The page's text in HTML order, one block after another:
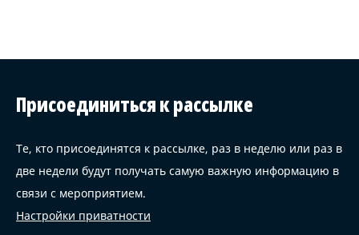
Присоединиться к рассылке
Те, кто присоединятся к рассылке, раз в неделю или раз в
две недели будут получать самую важную информацию в
связи с мероприятием.
Настройки приватности